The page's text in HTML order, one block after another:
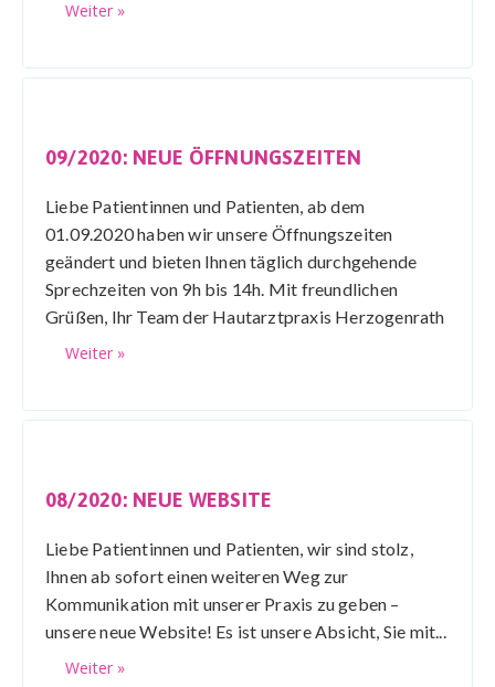
Weiter »
09/2020: NEUE ÖFFNUNGSZEITEN
Liebe Patientinnen und Patienten, ab dem
01.09.2020 haben wir unsere Öffnungszeiten
geändert und bieten Ihnen täglich durchgehende
Sprechzeiten von 9h bis 14h. Mit freundlichen
Grüßen, Ihr Team der Hautarztpraxis Herzogenrath
Weiter »
08/2020: NEUE WEBSITE
Liebe Patientinnen und Patienten, wir sind stolz,
Ihnen ab sofort einen weiteren Weg zur
Kommunikation mit unserer Praxis zu geben –
unsere neue Website! Es ist unsere Absicht, Sie mit...
Weiter »